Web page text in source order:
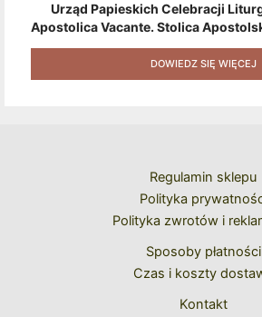
Urząd Papieskich Celebracji
Apostolica Vacante. Stolica
Pawła II Do Wyboru Benedykta
Naklejek + Książka Niespodzianka +
Kolejne Zakupy
DOWIEDZ SIĘ WIĘCEJ
Regulamin sklepu
Polityka
Polityka zwrotów i
Sposoby płatności
Czas i koszty
Kontakt